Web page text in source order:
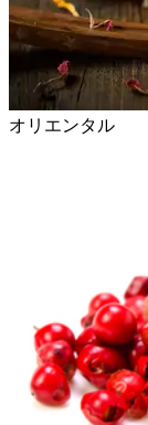
オリエンタル